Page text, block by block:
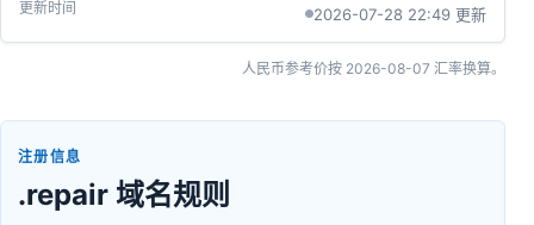
2026-07-28 22:49 更新
人民币参考价按 2026-08-07 汇率换算。
注册信息
.repair 域名规则